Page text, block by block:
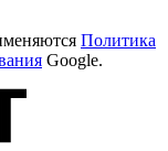
Политика
Google.